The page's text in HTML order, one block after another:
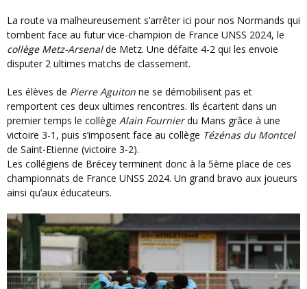
La route va malheureusement s’arrêter ici pour nos Normands qui
tombent face au futur vice-champion de France UNSS 2024, le
collège Metz-Arsenalde Metz. Une défaite 4-2 qui les envoie
disputer 2 ultimes matchs de classement.
Les élèves de Pierre Aguiton ne se démobilisent pas et
remportent ces deux ultimes rencontres. Ils écartent dans un
premier temps le collège Alain Fournierdu Mans grâce à une
victoire 3-1, puis s’imposent face au collège Tézénas du Montcel
de Saint-Etienne (victoire 3-2).
Les collégiens de Brécey terminent donc à la 5ème place de ces
championnats de France UNSS 2024. Un grand bravo aux joueurs
ainsi qu’aux éducateurs.